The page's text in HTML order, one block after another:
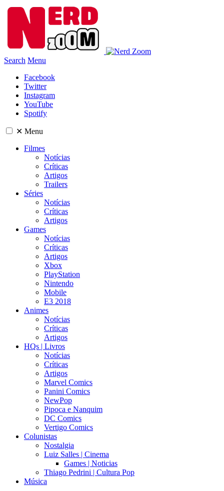
Search Menu
Facebook
Twitter
Instagram
YouTube
Spotify
✕ Menu
Filmes
Notícias
Críticas
Artigos
Trailers
Séries
Notícias
Críticas
Artigos
Games
Notícias
Críticas
Artigos
Xbox
PlayStation
Nintendo
Mobile
E3 2018
Animes
Notícias
Críticas
Artigos
HQs | Livros
Notícias
Críticas
Artigos
Marvel Comics
Panini Comics
NewPop
Pipoca e Nanquim
DC Comics
Vertigo Comics
Colunistas
Nostalgia
Luiz Salles | Cinema
Games | Noticias
Thiago Pedrini | Cultura Pop
Música